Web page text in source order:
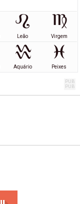
Leão Virgem
Aquário Peixes